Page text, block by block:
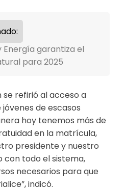
Energía garantiza el
para 2025
refirió al acceso a
de escasos
hoy tenemos más de
en la matrícula,
presidente y nuestro
con todo el sistema,
necesarios para que
indicó.